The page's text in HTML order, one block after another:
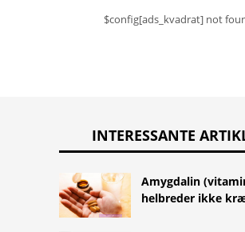
$config[ads_kvadrat] not
INTERESSANTE
Amygdalin
helbreder ikke